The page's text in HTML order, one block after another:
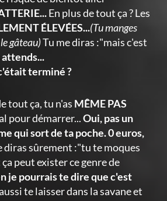
En plus de tout ça ? Les
ÉLEVÉES...(Tu manges
gâteau)Tu me diras :"mais c'est
terminé ?
tout ça, tu n'as MÊME PAS
pour démarrer...Oui, pas un
qui sort de ta poche. 0 euros,
diras sûrement :"tu te moques
peut exister ce genre de
je pourrais te dire que c'est
te laisser dans la savane et